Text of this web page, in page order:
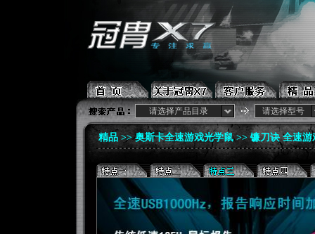
请选择产品目录 请选择型号
精品 >>奥斯卡全速游戏光学鼠>> 镰刀诀 全速游